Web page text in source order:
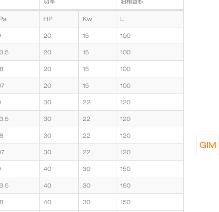
HP Kw L
20 15 100
20 15 100
20 15 100
20 15 100
30 22 120
30 22 120
30 22 120
30 22 120
40 30 150
40 30 150
40 30 150
GIM